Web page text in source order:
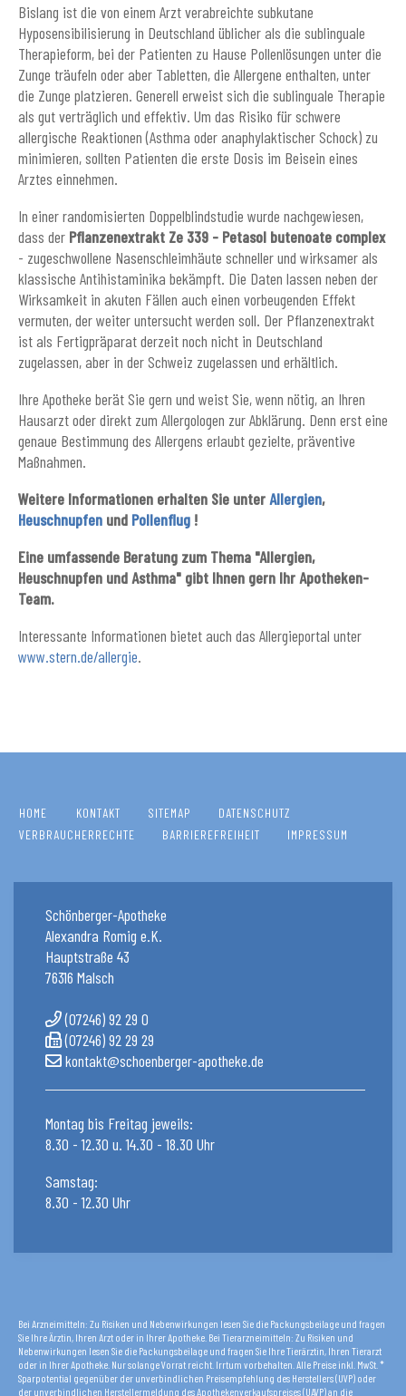
Bislang ist die von einem Arzt verabreichte subkutane
Hyposensibilisierung in Deutschland üblicher als die sublinguale
Therapieform, bei der Patienten zu Hause Pollenlösungen unter die
Zunge träufeln oder aber Tabletten, die Allergene enthalten, unter
die Zunge platzieren. Generell erweist sich die sublinguale Therapie
als gut verträglich und effektiv. Um das Risiko für schwere
allergische Reaktionen (Asthma oder anaphylaktischer Schock) zu
minimieren, sollten Patienten die erste Dosis im Beisein eines
Arztes einnehmen.
In einer randomisierten Doppelblindstudie wurde nachgewiesen,
dass der Pflanzenextrakt Ze 339 - Petasol butenoate complex
- zugeschwollene Nasenschleimhäute schneller und wirksamer als
klassische Antihistaminika bekämpft. Die Daten lassen neben der
Wirksamkeit in akuten Fällen auch einen vorbeugenden Effekt
vermuten, der weiter untersucht werden soll. Der Pflanzenextrakt
ist als Fertigpräparat derzeit noch nicht in Deutschland
zugelassen, aber in der Schweiz zugelassen und erhältlich.
Ihre Apotheke berät Sie gern und weist Sie, wenn nötig, an Ihren
Hausarzt oder direkt zum Allergologen zur Abklärung. Denn erst eine
genaue Bestimmung des Allergens erlaubt gezielte, präventive
Maßnahmen.
Weitere Informationen erhalten Sie unterAllergien,
Heuschnupfen und Pollenflug !
Eine umfassende Beratung zum Thema "Allergien,
Heuschnupfen und Asthma" gibt Ihnen gern Ihr Apotheken-
Team.
Interessante Informationen bietet auch das Allergieportal unter
www.stern.de/allergie.
HOME KONTAKT SITEMAP
DATENSCHUTZ
VERBRAUCHERRECHTE
BARRIEREFREIHEIT IMPRESSUM
Schönberger-Apotheke
Alexandra Romig e.K.
Hauptstraße 43
76316 Malsch
(07246) 92 29 0
(07246) 92 29 29
kontakt@schoenberger-apotheke.de
Montag bis Freitag jeweils:
8.30 - 12.30 u. 14.30 - 18.30 Uhr
Samstag:
8.30 - 12.30 Uhr
Bei Arzneimitteln: Zu Risiken und Nebenwirkungen lesen Sie die Packungsbeilage und fragen
Sie Ihre Ärztin, Ihren Arzt oder in Ihrer Apotheke. Bei Tierarzneimitteln: Zu Risiken und
Nebenwirkungen lesen Sie die Packungsbeilage und fragen Sie Ihre Tierärztin, Ihren Tierarzt
oder in Ihrer Apotheke. Nur solange Vorrat reicht. Irrtum vorbehalten. Alle Preise inkl. MwSt. *
Sparpotential gegenüber der unverbindlichen Preisempfehlung des Herstellers (UVP) oder
der unverbindlichen Herstellermeldung des Apothekenverkaufspreises (UAVP) an die